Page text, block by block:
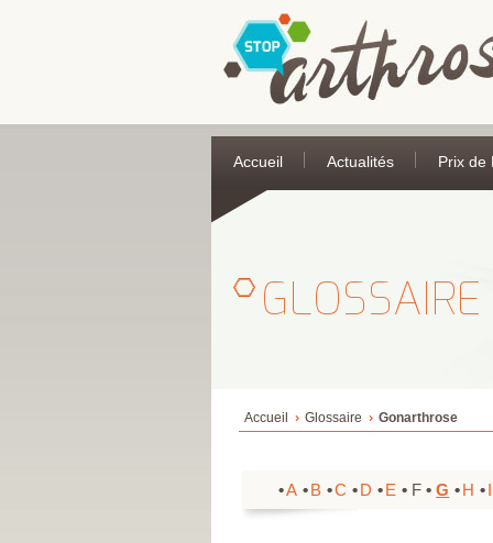
Accueil Actualités Prix de
GLOSSAIRE
Accueil Glossaire Gonarthrose
A B C D E F G H I